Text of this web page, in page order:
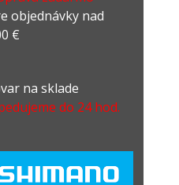
objednávky nad
€
na sklade
do 24 hod.